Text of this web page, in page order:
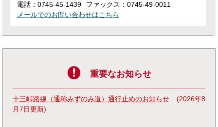
電話：0745-45-1439
ファックス：0745-49-0011
メールでのお問い合わせはこちら
重要なお知らせ
十三峠路線（通称みずのみ道）通行止めのお知らせ
2026年8
月7日更新